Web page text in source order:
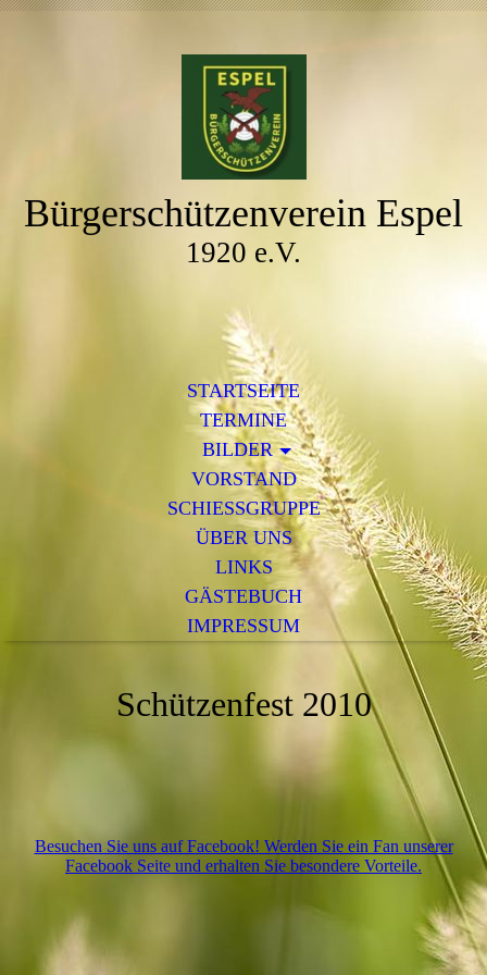
Bürgerschützenverein Espel
1920 e.V.
STARTSEITE
TERMINE
BILDER
VORSTAND
SCHIESSGRUPPE
ÜBER UNS
LINKS
GÄSTEBUCH
IMPRESSUM
Schützenfest 2010
Besuchen Sie uns auf Facebook! Werden Sie ein Fan unserer
Facebook Seite und erhalten Sie besondere Vorteile.